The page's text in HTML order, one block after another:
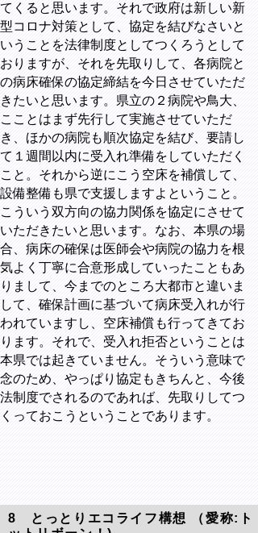
てくると思います。それで政府は新しい新
型コロナ対策として、協定を結びなさいと
いうことを法律制度としてつくろうとして
おりますが、それを先取りして、各病院と
の病床確保の協定締結を今日させていただ
きたいと思います。県立の２病院や鳥大、
こことはまず先行して実施させていただ
き、ほかの病院も順次協定を結び、要請し
て１週間以内に受入れ準備をしていただく
こと。それから逆にこう空床を補償して、
設備整備も県で支援しますよということ。
こういう双方向の協力関係を協定にさせて
いただきたいと思います。なお、本県の場
合、病床の確保は医師会や病院の協力を根
気よく丁寧に合意形成していったこともあ
りまして、今までのところ大都市と違いま
して、確保計画に基づいて病床受入れが行
われていますし、空床補償も行ってきてお
ります。それで、受入れ拒否ということは
本県では起きていません。そういう意味で
念のため、やっぱり協定もきちんと、今後
法制度でされるのであれば、先取りしてつ
くっておこうということであります。
8
とっとりエコライフ構想 （愛称:ト